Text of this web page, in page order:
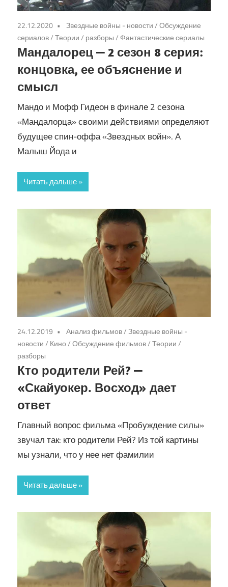
22.12.2020 Звездные войны - новости/Обсуждение
сериалов/Теории / разборы/ Фантастические сериалы
Мандалорец — 2 сезон 8 серия:
концовка, ее объяснение и
смысл
Мандо и Мофф Гидеон в финале 2 сезона
«Мандалорца» своими действиями определяют
будущее спин-оффа «Звездных войн». А
Малыш Йода и
Читать дальше
24.12.2019 Анализ фильмов/Звездные войны -
новости/ Кино/Обсуждение фильмов/Теории /
разборы
Кто родители Рей? —
«Скайуокер. Восход» дает
ответ
Главный вопрос фильма «Пробуждение силы»
звучал так: кто родители Рей? Из той картины
мы узнали, что у нее нет фамилии
Читать дальше